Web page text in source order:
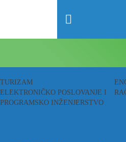
TURIZAM
ELEKTRONIČKO POSLOVANJE I
PROGRAMSKO INŽENJERSTVO